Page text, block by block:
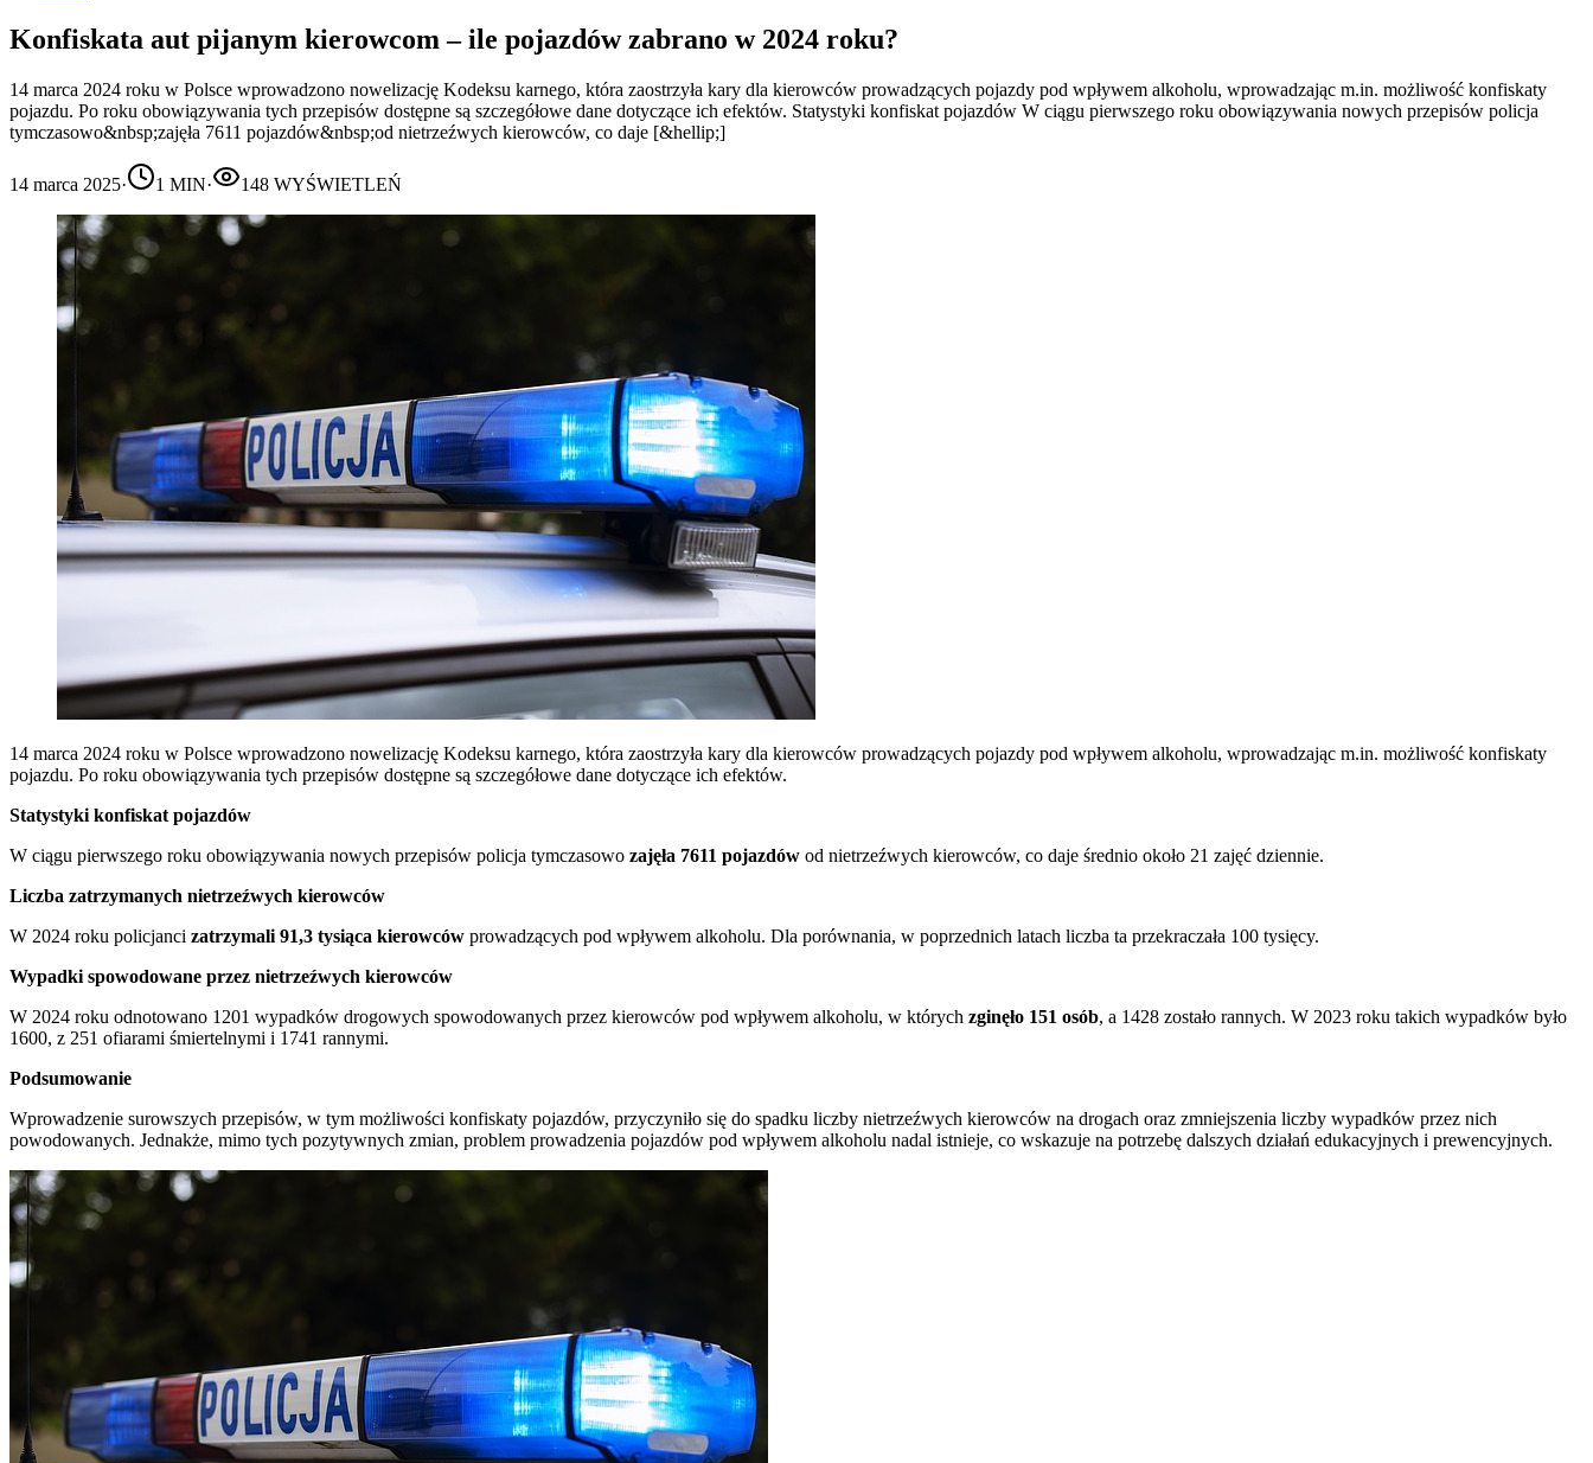
Konfiskata aut pijanym kierowcom – ile pojazdów zabrano w 2024 roku?
14 marca 2024 roku w Polsce wprowadzono nowelizację Kodeksu karnego, która zaostrzyła kary dla kierowców prowadzących pojazdy pod wpływem alkoholu, wprowadzając m.in. możliwość konfiskaty
pojazdu. Po roku obowiązywania tych przepisów dostępne są szczegółowe dane dotyczące ich efektów. Statystyki konfiskat pojazdów W ciągu pierwszego roku obowiązywania nowych przepisów policja
tymczasowo&nbsp;zajęła 7611 pojazdów&nbsp;od nietrzeźwych kierowców, co daje [&hellip;]
14 marca 2025· 1 MIN· 148 WYŚWIETLEŃ
14 marca 2024 roku w Polsce wprowadzono nowelizację Kodeksu karnego, która zaostrzyła kary dla kierowców prowadzących pojazdy pod wpływem alkoholu, wprowadzając m.in. możliwość konfiskaty
pojazdu. Po roku obowiązywania tych przepisów dostępne są szczegółowe dane dotyczące ich efektów.
Statystyki konfiskat pojazdów
W ciągu pierwszego roku obowiązywania nowych przepisów policja tymczasowo zajęła 7611 pojazdów od nietrzeźwych kierowców, co daje średnio około 21 zajęć dziennie.
Liczba zatrzymanych nietrzeźwych kierowców
W 2024 roku policjanci zatrzymali 91,3 tysiąca kierowców prowadzących pod wpływem alkoholu. Dla porównania, w poprzednich latach liczba ta przekraczała 100 tysięcy.
Wypadki spowodowane przez nietrzeźwych kierowców
W 2024 roku odnotowano 1201 wypadków drogowych spowodowanych przez kierowców pod wpływem alkoholu, w których zginęło 151 osób, a 1428 zostało rannych. W 2023 roku takich wypadków było
1600, z 251 ofiarami śmiertelnymi i 1741 rannymi.
Podsumowanie
Wprowadzenie surowszych przepisów, w tym możliwości konfiskaty pojazdów, przyczyniło się do spadku liczby nietrzeźwych kierowców na drogach oraz zmniejszenia liczby wypadków przez nich
powodowanych. Jednakże, mimo tych pozytywnych zmian, problem prowadzenia pojazdów pod wpływem alkoholu nadal istnieje, co wskazuje na potrzebę dalszych działań edukacyjnych i prewencyjnych.